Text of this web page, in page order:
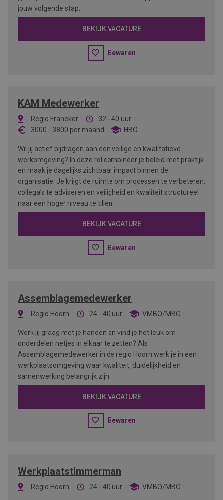
jouw volgende stap.
BEKIJK VACATURE
Bewaren
KAM Medewerker
Regio Franeker
32 - 40 uur
3000 - 3800 per maand HBO
Wil jij actief bijdragen aan een veilige en kwalitatieve
werkomgeving? In deze rol combineer je beleid met praktijk
en maak je dagelijks zichtbaar impact binnen de
organisatie. Je krijgt de ruimte om processen te verbeteren,
collega’s te adviseren en veiligheid en kwaliteit structureel
naar een hoger niveau te tillen.
BEKIJK VACATURE
Bewaren
Assemblagemedewerker
Regio Hoorn 24 - 40 uur VMBO/MBO
Werk jij graag met je handen en vind je het leuk om
onderdelen netjes in elkaar te zetten? Als
Assemblagemedewerker in de regio Hoorn werk je in een
werkplaatsomgeving waar kwaliteit, duidelijkheid en
samenwerking belangrijk zijn.
BEKIJK VACATURE
Bewaren
Werkplaatstimmerman
Regio Hoorn 24 - 40 uur VMBO/MBO